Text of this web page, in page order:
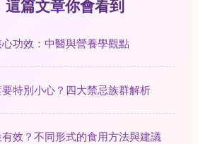
篇文章你會看到
功效：中醫與營養學觀點
特別小心？四大禁忌族群解析
效？不同形式的食用方法與建議